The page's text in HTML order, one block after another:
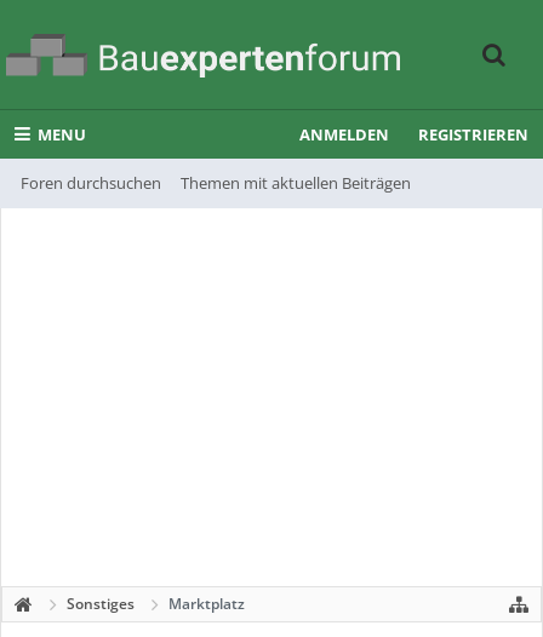
MENU
Foren durchsuchen Themen mit aktuellen Beiträgen
ANMELDEN REGISTRIEREN
Sonstiges Marktplatz